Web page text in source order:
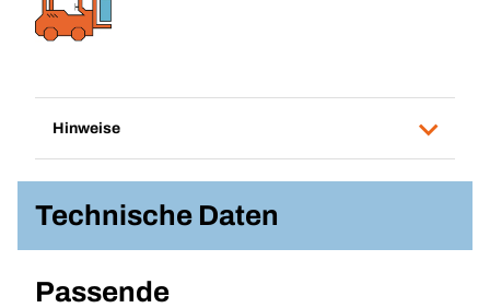
Hinweise
Technische Daten
Passende